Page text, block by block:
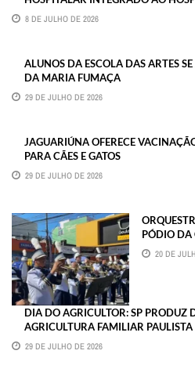
8 DE JULHO DE 2026
ALUNOS DA ESCOLA DAS ARTES
DA MARIA FUMAÇA
29 DE JULHO DE 2026
JAGUARIÚNA OFERECE
PARA CÃES E GATOS
29 DE JULHO DE 2026
PÓDIO DA
20 DE
DIA DO AGRICULTOR: SP PRODUZ
AGRICULTURA FAMILIAR PAULISTA
29 DE JULHO DE 2026